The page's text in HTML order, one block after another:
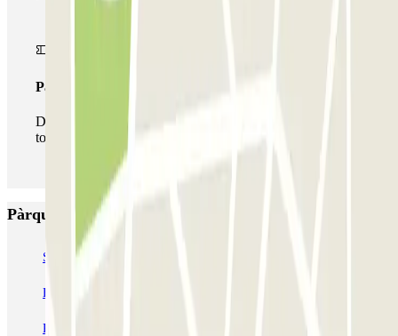
Passi il·limitat
Durant la teva estada podràs entrar i sortir del pàrquing
totes les vegades que vulguis.
Pàrquings més valorats a Roma
SABA Piazza di Spagna - Villa Borghese
Esquilino (Roma)
PARK ROMA COLOMBO